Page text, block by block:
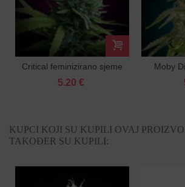
Critical feminizirano sjeme
5.20 €
Moby
KUPCI KOJI SU KUPILI OVAJ
TAKOĐER SU KUPILI: